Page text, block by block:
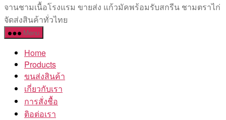
เซรามิค
ครบ
ครัน
โรงงาน
จานชามเนื้อโรงแรม ขายส่ง แก้วมัคพร้อมรับสกรีน ชามตราไก่
จัดส่งสินค้าทั่วไทย
Menu
Home
Products
ขนส่งสินค้า
เกี่ยวกับเรา
การสั่งชื้อ
ติอต่อเรา